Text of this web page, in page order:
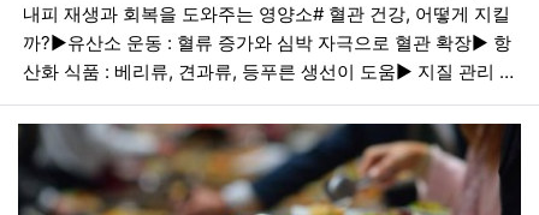
내피 재생과 회복을 도와주는 영양소# 혈관 건강, 어떻게 지킬
까?▶︎유산소 운동 : 혈류 증가와 심박 자극으로 혈관 확장▶︎ 항
산화 식품 : 베리류, 견과류, 등푸른 생선이 도움▶︎ 지질 관리 …